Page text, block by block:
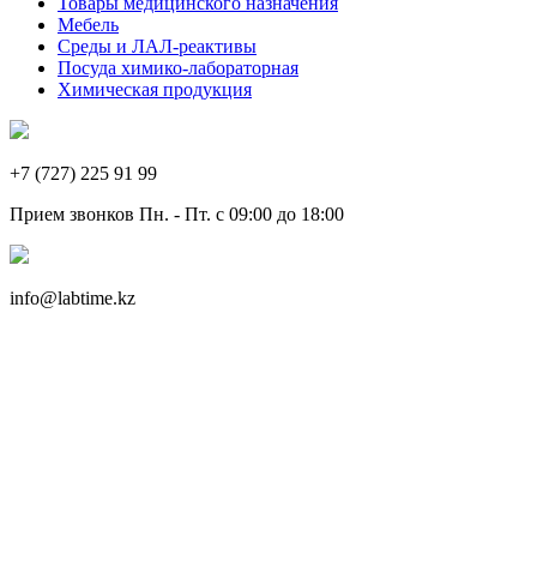
Мебель
Среды и ЛАЛ-реактивы
Посуда химико-лабораторная
Химическая продукция
+7 (727) 225 91 99
Прием звонков Пн. - Пт. с 09:00 до 18:00
info@labtime.kz